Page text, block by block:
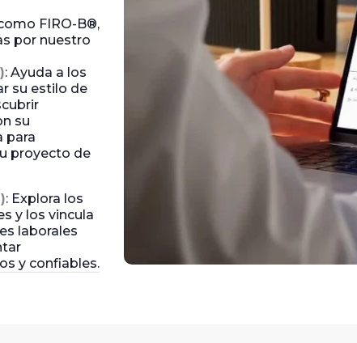
FIRO-B®,
por nuestro
: Ayuda a los
su estilo de
su
para
proyecto de
: Explora los
y los vincula
laborales
y confiables.